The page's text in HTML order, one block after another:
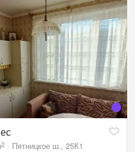
2 Пятницкое ш., 25К1